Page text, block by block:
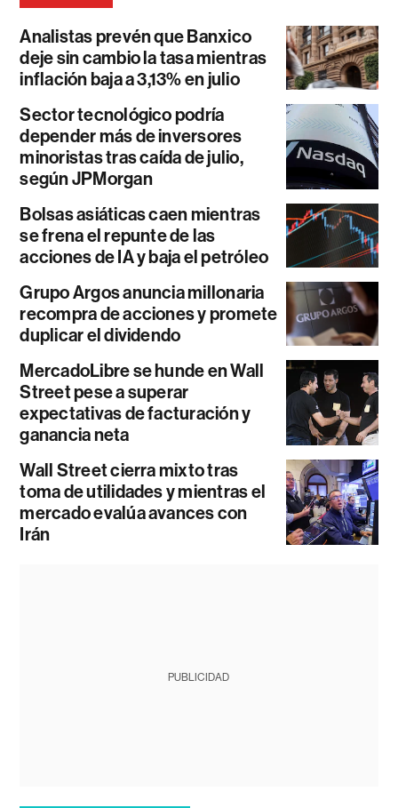
Analistas prevén que Banxico
deje sin cambio la tasa mientras
inflación baja a 3,13% en julio
Sector tecnológico podría
depender más de inversores
minoristas tras caída de julio,
según JPMorgan
Bolsas asiáticas caen mientras
se frena el repunte de las
acciones de IA y baja el petróleo
Grupo Argos anuncia millonaria
recompra de acciones y promete
duplicar el dividendo
MercadoLibre se hunde en Wall
Street pese a superar
expectativas de facturación y
ganancia neta
Wall Street cierra mixto tras
toma de utilidades y mientras el
mercado evalúa avances con
Irán
PUBLICIDAD